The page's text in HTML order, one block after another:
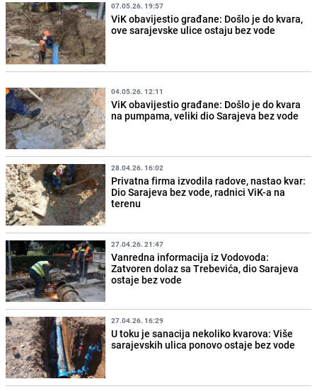
07.05.26. 19:57
ViK obavijestio građane: Došlo je do kvara,
ove sarajevske ulice ostaju bez vode
04.05.26. 12:11
ViK obavijestio građane: Došlo je do kvara
na pumpama, veliki dio Sarajeva bez vode
28.04.26. 16:02
Privatna firma izvodila radove, nastao kvar:
Dio Sarajeva bez vode, radnici ViK-a na
terenu
27.04.26. 21:47
Vanredna informacija iz Vodovoda:
Zatvoren dolaz sa Trebevića, dio Sarajeva
ostaje bez vode
27.04.26. 16:29
U toku je sanacija nekoliko kvarova: Više
sarajevskih ulica ponovo ostaje bez vode